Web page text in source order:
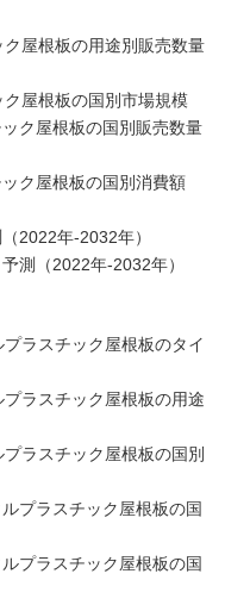
屋根板の用途別販売数量
屋根板の国別市場規模
ク屋根板の国別販売数量
ク屋根板の国別消費額
2022年-2032年）
測（2022年-2032年）
ラスチック屋根板のタイ
ラスチック屋根板の用途
ラスチック屋根板の国別
プラスチック屋根板の国
プラスチック屋根板の国